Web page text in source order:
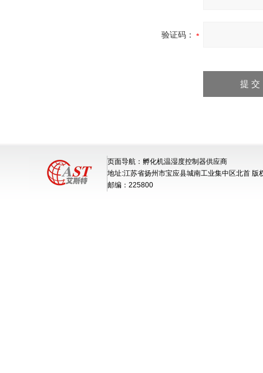
验证码：
页面导航：孵化机温湿度控制器供应商
地址:江苏省扬州市宝应县城南工业集中区北首 版
邮编：225800